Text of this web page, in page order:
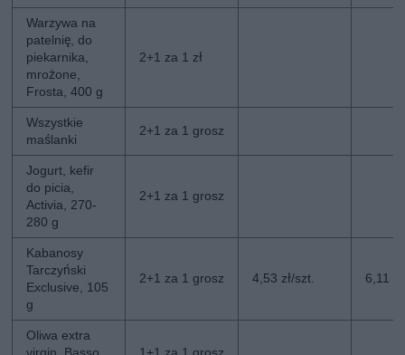
Warzywa na
patelnię, do
piekarnika,
mrożone,
Frosta, 400 g
2+1 za 1 zł
Wszystkie
maślanki
2+1 za 1 grosz
Jogurt, kefir
do picia,
Activia, 270-
280 g
2+1 za 1 grosz
Kabanosy
Tarczyński
Exclusive, 105
g
2+1 za 1 grosz 4,53 zł/szt. 6,11
Oliwa extra
virgin, Basso,
1+1 za 1 grosz